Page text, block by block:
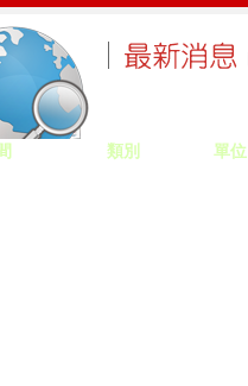
類別 單位